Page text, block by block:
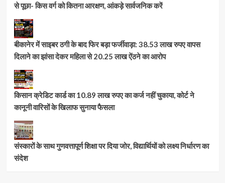
से पूछा- किस वर्ग को कितना आरक्षण, आंकड़े सार्वजनिक करें
बीकानेर में साइबर ठगी के बाद फिर बड़ा फर्जीवाड़ा: 38.53 लाख रुपए वापस
दिलाने का झांसा देकर महिला से 20.25 लाख ऐंठने का आरोप
किसान क्रेडिट कार्ड का 10.89 लाख रुपए का कर्ज नहीं चुकाया, कोर्ट ने
कानूनी वारिसों के खिलाफ सुनाया फैसला
संस्कारों के साथ गुणवत्तापूर्ण शिक्षा पर दिया जोर, विद्यार्थियों को लक्ष्य निर्धारण का
संदेश